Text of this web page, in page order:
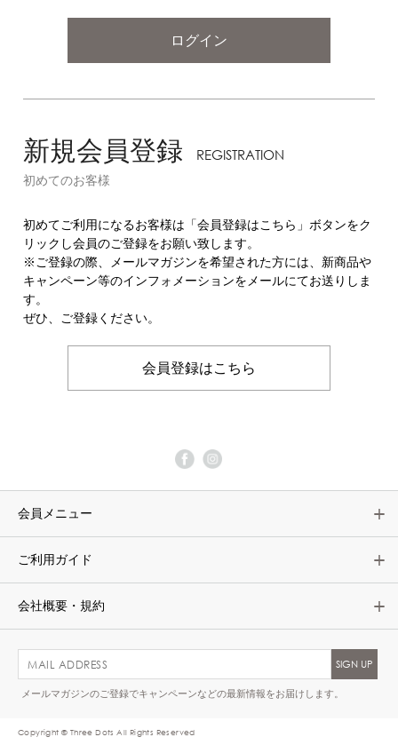
ログイン
新規会員登録 REGISTRATION
初めてのお客様
初めてご利用になるお客様は「会員登録はこちら」ボタンをク
リックし会員のご登録をお願い致します。
※ご登録の際、メールマガジンを希望された方には、新商品や
キャンペーン等のインフォメーションをメールにてお送りしま
す。
ぜひ、ご登録ください。
会員登録はこちら
会員メニュー
ご利用ガイド
会社概要・規約
メールマガジンのご登録でキャンペーンなどの最新情報をお届けします。
Copyright © Three Dots All Rights Reserved